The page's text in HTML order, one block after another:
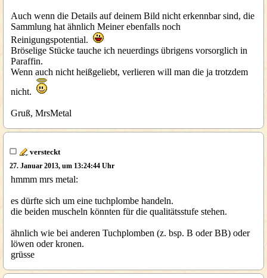
Auch wenn die Details auf deinem Bild nicht erkennbar sind, die
Sammlung hat ähnlich Meiner ebenfalls noch
Reinigungspotential.
Bröselige Stücke tauche ich neuerdings übrigens vorsorglich in
Paraffin.
Wenn auch nicht heißgeliebt, verlieren will man die ja trotzdem
nicht.
Gruß, MrsMetal
versteckt
27. Januar 2013, um 13:24:44 Uhr
hmmm mrs metal:
es dürfte sich um eine tuchplombe handeln.
die beiden muscheln könnten für die qualitätsstufe stehen.
ähnlich wie bei anderen Tuchplomben (z. bsp. B oder BB) oder
löwen oder kronen.
grüsse